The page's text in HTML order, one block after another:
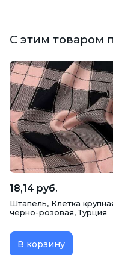
С этим товаром
18,14 руб.
Штапель, Клетка
черно-розовая, Турция
В корзину